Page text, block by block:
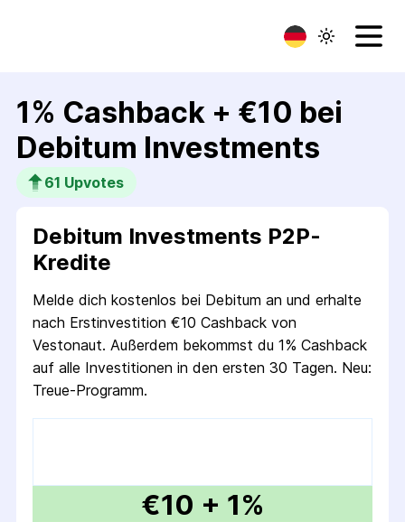
1% Cashback + €10 bei
Debitum Investments
61 Upvotes
Debitum Investments P2P-
Kredite
Melde dich kosten­los bei Debitum an und erhalte
nach Erstinvestition €10 Cashback von
Vestonaut. Außerdem bekommst du 1% Cashback
auf alle Investitionen in den ersten 30 Tagen. Neu:
Treue-Programm.
€10 + 1%